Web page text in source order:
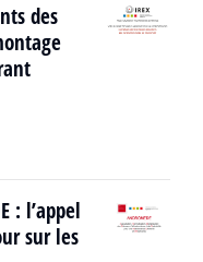
des
: l’appel
sur les